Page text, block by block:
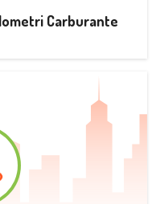
Carburante